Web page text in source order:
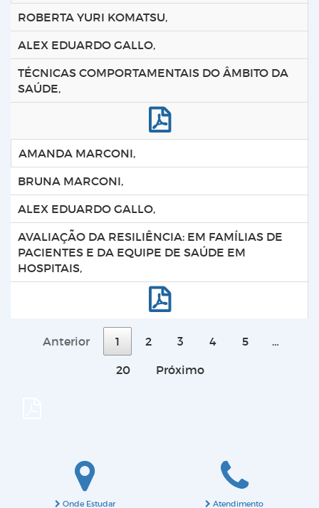
ROBERTA YURI KOMATSU,
ALEX EDUARDO GALLO,
TÉCNICAS COMPORTAMENTAIS DO ÂMBITO DA
SAÚDE,
AMANDA MARCONI,
BRUNA MARCONI,
ALEX EDUARDO GALLO,
AVALIAÇÃO DA RESILIÊNCIA: EM FAMÍLIAS DE
PACIENTES E DA EQUIPE DE SAÚDE EM
HOSPITAIS,
Anterior 1 2 3 4 5
…
20
Próximo
Onde Estudar Atendimento